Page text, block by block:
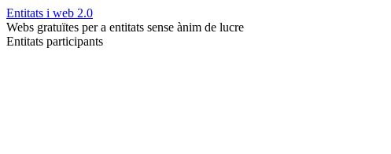
Entitats i web 2.0
Webs gratuïtes per a entitats sense ànim de lucre
Entitats participants